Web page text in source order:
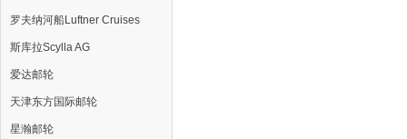
罗夫纳河船Luftner Cruises
斯库拉Scylla AG
爱达邮轮
天津东方国际邮轮
星瀚邮轮